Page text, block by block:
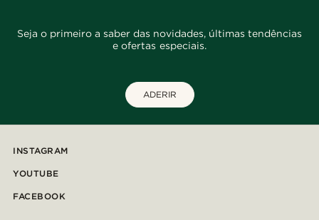
Seja o primeiro a saber das novidades, últimas tendências
e ofertas especiais.
ADERIR
INSTAGRAM
YOUTUBE
FACEBOOK